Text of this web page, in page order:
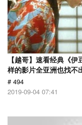
【越哥】速看经典《
样的影片全亚洲也找不
# 494
2019-09-04 07:41